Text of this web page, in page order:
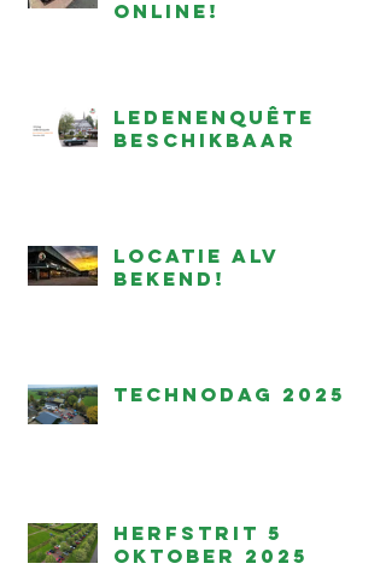
online!
Ledenenquête
beschikbaar
Locatie ALV
bekend!
Technodag 2025
Herfstrit 5
oktober 2025